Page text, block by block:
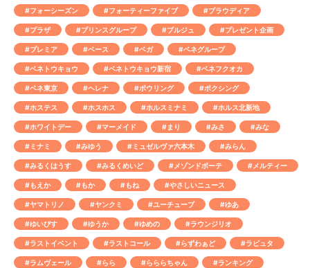
#フォーシーズン #フォーティーファイブ #プラウディア
#プラザ #プリンスグループ #ブルジュ #プレゼント企画
#プレミア #ベース #ベガ #ベネグループ
#ベネトウキョウ #ベネトウキョウ新宿 #ベネフクオカ
#ベネ東京 #ヘレナ #ボウリング #ボクシング
#ホステス #ホスホス #ホルスミナミ #ホルス北新地
#ホワイトデー #マーメイド #まり #みさ #みな
#ミナミ #みゆう #ミュゼルヴァ六本木 #みらん
#みるくはうす #みるくめいど #メゾンドボーテ #メルティー
#もえか #もか #もね #やさしいニュース
#ヤマトリノ #ヤンクミ #ユーチューブ #ゆあ
#ゆいぴす #ゆうか #ゆめの #ラウンジリオ
#ラストイベント #ラストコール #らずわぁど #ラピュタ
#ラムヴェール #らら #らららちゃん #ランキング